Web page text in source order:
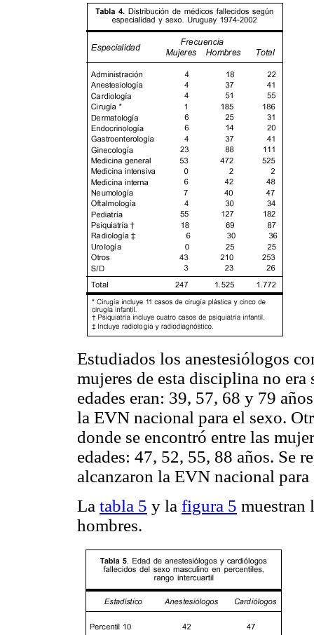
Estudiados los anestesiólogos
mujeres de esta disciplina no
edades eran: 39, 57, 68 y 79
la EVN nacional para el sexo.
donde se encontró entre las
edades: 47, 52, 55, 88 años. Se
alcanzaron la EVN nacional para
La tabla 5 y la figura 5 muestran
hombres.